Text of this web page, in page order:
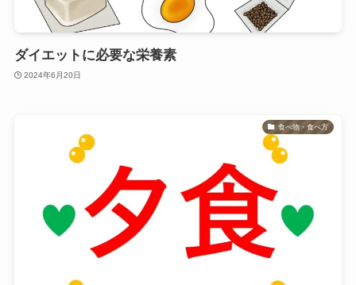
ダイエットに必要な栄養素
2024年6月20日
食べ物・食べ方